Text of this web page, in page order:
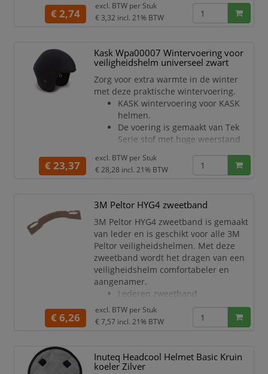
€ 2,74
excl. BTW per Stuk
€ 3,32 incl. 21% BTW
Kask Wpa00007 Wintervoering voor
veiligheidshelm universeel zwart
Zorg voor extra warmte in de winter
met deze praktische wintervoering.
KASK wintervoering voor KASK
helmen.
De voering is gemaakt van Tek
Serie stof met hoge weerstand
Met openingen voor
gehoorbescherming.
Wasbaar op 30°C.
Kleur zwart.
€ 23,37
excl. BTW per Stuk
€ 28,28 incl. 21% BTW
3M Peltor HYG4 zweetband
3M Peltor HYG4 zweetband is gemaakt
van leder en is geschikt voor alle 3M
Peltor veiligheidshelmen. Met deze
zweetband wordt het dragen van een
veiligheidshelm comfortabeler en
aangenamer.
Lederen zweetband
Geschikt voor alle 3M Peltor
veiligheidshelmen
€ 6,26
excl. BTW per Stuk
€ 7,57 incl. 21% BTW
Inuteq Headcool Helmet Basic Kruin
koeler Zilver